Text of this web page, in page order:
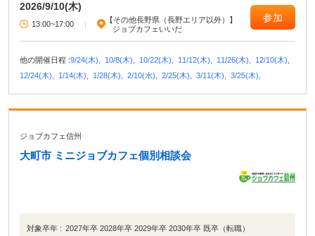
2026/9/10(木)
13:00~17:00 |
【その他長野県（長野エリア以外）】
ジョブカフェいいだ
参加
他の開催日程 :9/24(木), 10/8(木), 10/22(木), 11/12(木), 11/26(木),
12/10(木),
12/24(木),
1/14(木), 1/28(木), 2/10(水), 2/25(木), 3/11(木), 3/25(木),
ジョブカフェ信州
大町市 ミニジョブカフェ個別相談会
対象卒年 : 2027年卒 2028年卒 2029年卒 2030年卒 既卒（転職）